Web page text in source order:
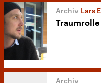
Lars